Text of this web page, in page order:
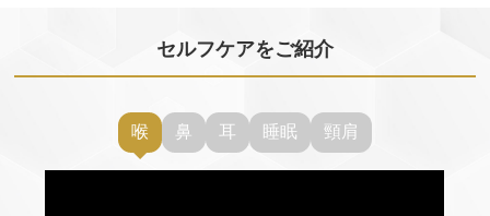
セルフケアをご紹介
喉 鼻 耳 睡眠 頸肩